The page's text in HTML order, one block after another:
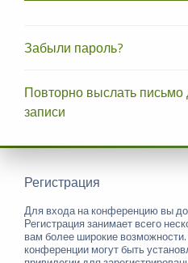
Забыли пароль?
Повторно выслать письмо
записи
Регистрация
Для входа на конференцию вы
Регистрация занимает всего
вам более широкие
конференции могут быть